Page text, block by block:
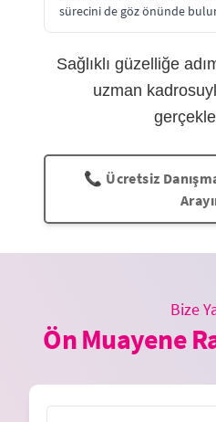
sürecini de göz önünde
Sağlıklı güzelliğe
uzman
📞 Ücretsiz
Bize
Ön Muayene